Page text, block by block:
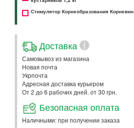
Стимулятор Корнеобразования
Доставка i
Самовывоз из магазина
Новая почта
Укрпочта
Адресная доставка курьером
От 2 до 6 рабочих дней. от 30 грн.
Безопасная оплата
Наличными: при получении заказа